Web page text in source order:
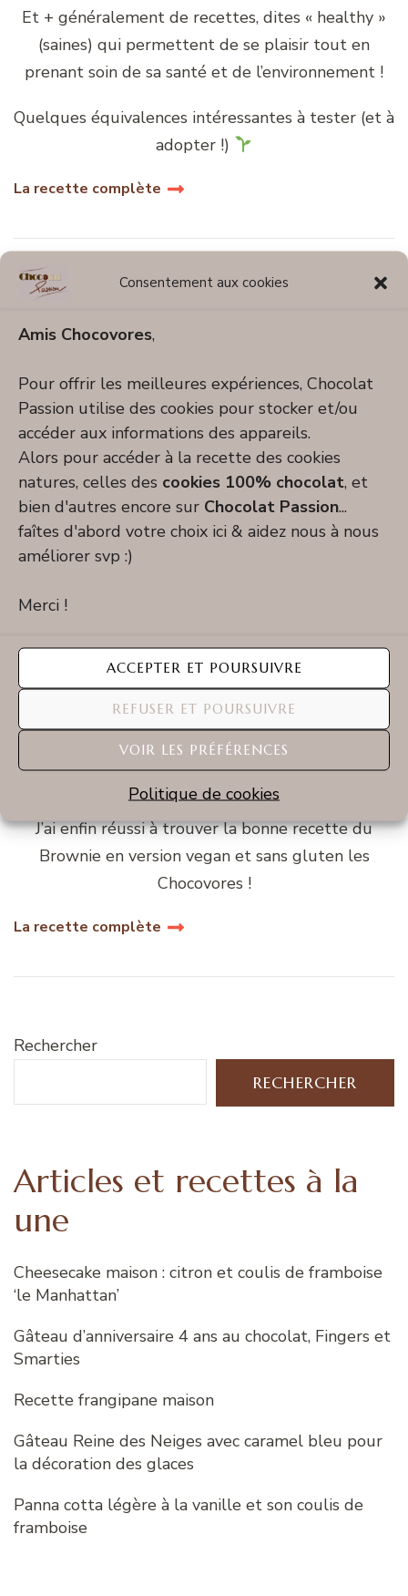
Consentement aux cookies
Amis Chocovores,
Pour offrir les meilleures expériences, Chocolat
Passion utilise des cookies pour stocker et/ou
accéder aux informations des appareils.
Alors pour accéder à la recette des cookies
natures, celles des cookies 100% chocolat, et
bien d'autres encore sur Chocolat Passion...
faîtes d'abord votre choix ici & aidez nous à nous
améliorer svp :)
Merci !
ACCEPTER ET POURSUIVRE
REFUSER ET POURSUIVRE
VOIR LES PRÉFÉRENCES
Politique de cookies
Et + généralement de recettes, dites « healthy »
(saines) qui permettent de se plaisir tout en
prenant soin de sa santé et de l’environnement !
Quelques équivalences intéressantes à tester (et à
adopter !)
La recette complète
Bons Plans Choc Ovore
Recette chocolat noir
Recette dessert chocolat
Brownie vegan aux 3 noix
24 mars 2024
J’ai enfin réussi à trouver la bonne recette du
Brownie en version vegan et sans gluten les
Chocovores !
La recette complète
Rechercher
RECHERCHER
Articles et recettes à la
une
Cheesecake maison : citron et coulis de framboise
‘le Manhattan’
Gâteau d’anniversaire 4 ans au chocolat, Fingers et
Smarties
Recette frangipane maison
Gâteau Reine des Neiges avec caramel bleu pour
la décoration des glaces
Panna cotta légère à la vanille et son coulis de
framboise